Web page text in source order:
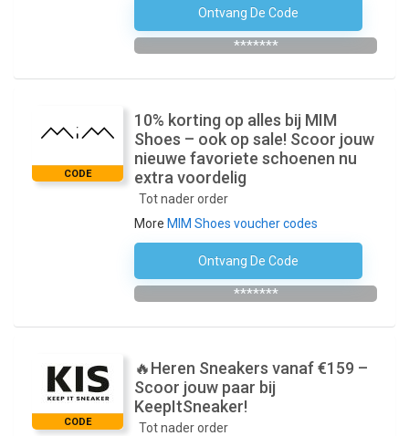
Ontvang De CodeWELCOME10
*******
CODE
10% korting op alles bij MIM
Shoes – ook op sale! Scoor jouw
nieuwe favoriete schoenen nu
extra voordelig
Tot nader order
More MIM Shoes voucher codes
Ontvang De Code
Abonneer Je Op De Nieuwsbrief
*******
CODE
️‍🔥Heren Sneakers vanaf €159 –
Scoor jouw paar bij
KeepItSneaker!
Tot nader order